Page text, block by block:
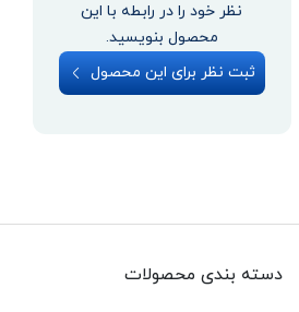
نظر خود را در رابطه با این
محصول بنویسید.
ثبت نظر برای این محصول
دسته بندی محصولات